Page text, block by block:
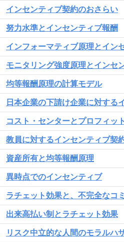
インセンティブ契約のおさらい
努力水準とインセンティブ報酬
インフォーマティブ原理とイン
モニタリング強度原理とインセ
均等報酬原理の計算モデル
日本企業の下請け企業に対する
コスト・センターとプロフィッ
教員に対するインセンティブ契
資産所有と均等報酬原理
異時点でのインセンティブ
ラチェット効果と、不完全なコ
出来高払い制とラチェット効果
リスク中立的な人間のモラルハ